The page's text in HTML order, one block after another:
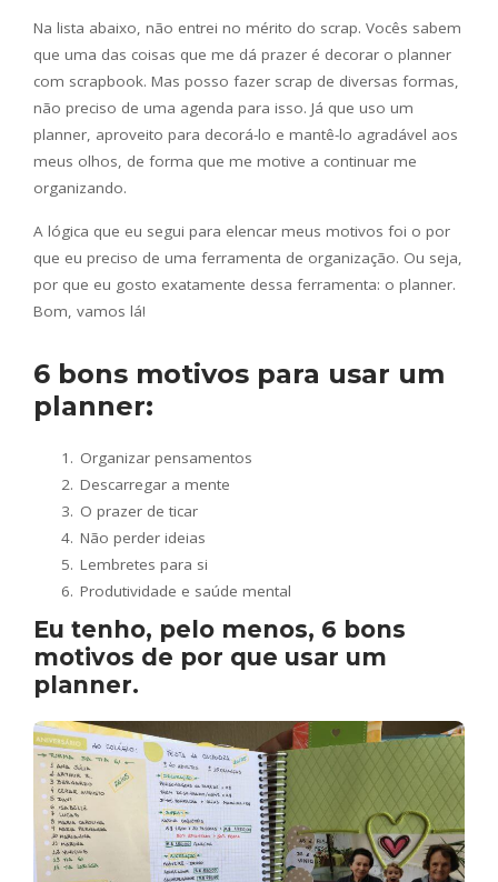
Na lista abaixo, não entrei no mérito do scrap. Vocês sabem
que uma das coisas que me dá prazer é decorar o planner
com scrapbook. Mas posso fazer scrap de diversas formas,
não preciso de uma agenda para isso. Já que uso um
planner, aproveito para decorá-lo e mantê-lo agradável aos
meus olhos, de forma que me motive a continuar me
organizando.
A lógica que eu segui para elencar meus motivos foi o por
que eu preciso de uma ferramenta de organização. Ou seja,
por que eu gosto exatamente dessa ferramenta: o planner.
Bom, vamos lá!
6 bons motivos para usar um
planner:
Organizar pensamentos
Descarregar a mente
O prazer de ticar
Não perder ideias
Lembretes para si
Produtividade e saúde mental
Eu tenho, pelo menos, 6 bons
motivos de por que usar um
planner.